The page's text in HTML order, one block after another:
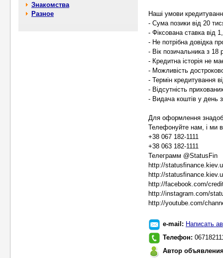
Знакомства
Разное
Наші умови
- Сума позики від 20
- Фіксована ставка від
- Не потрібна довідка
- Вік позичальника з 18
- Кредитна історія не
- Можливість
- Термін кредитування
- Відсутність
- Видача коштів у день
Для оформлення
Телефонуйте нам, і ми
+38 067 182-1111
+38 063 182-1111
Телеграмм @StatusFin
http://
http://
http://facebook.com/
http://instagram.com/
http://youtube.com/
e-mail: Написать
Телефон:
Автор